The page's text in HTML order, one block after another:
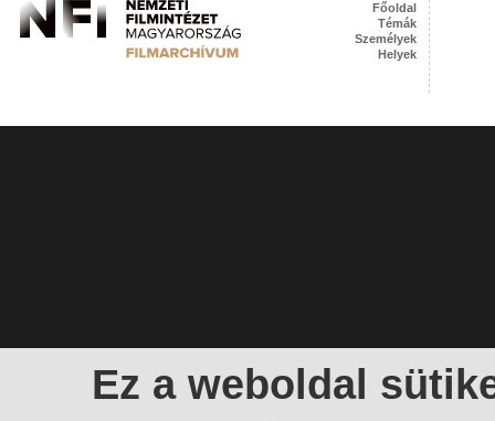
Ez a weboldal
Főoldal
Témák
Személyek
Helyek